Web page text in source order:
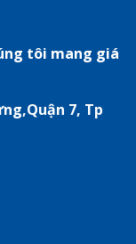
tôi mang giá
7, Tp